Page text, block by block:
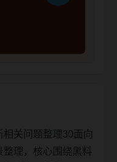
关问题整理30面向
理，核心围绕黑料